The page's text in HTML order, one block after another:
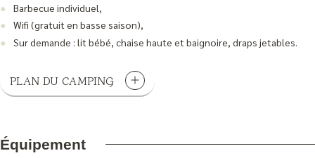
Barbecue individuel,
Wifi (gratuit en basse saison),
Sur demande : lit bébé, chaise haute et baignoire, draps jetables.
PLAN DU CAMPING
Équipement